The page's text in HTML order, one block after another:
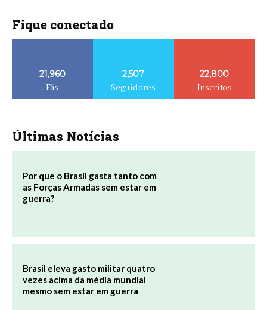
Fique conectado
21,960
Fãs
2,507
Seguidores
22,800
Inscritos
Últimas Notícias
Por que o Brasil gasta tanto com
as Forças Armadas sem estar em
guerra?
Brasil eleva gasto militar quatro
vezes acima da média mundial
mesmo sem estar em guerra